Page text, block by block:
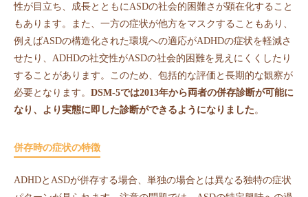
性が目立ち、成長とともにASDの社会的困難さが顕在化すること
もあります。また、一方の症状が他方をマスクすることもあり、
例えばASDの構造化された環境への適応がADHDの症状を軽減さ
せたり、ADHDの社交性がASDの社会的困難を見えにくくしたり
することがあります。このため、包括的な評価と長期的な観察が
必要となります。 DSM-5では2013年から両者の併存診断が可能に
なり、より実態に即した診断ができるようになりました。
併存時の症状の特徴
ADHDとASDが併存する場合、単独の場合とは異なる独特の症状